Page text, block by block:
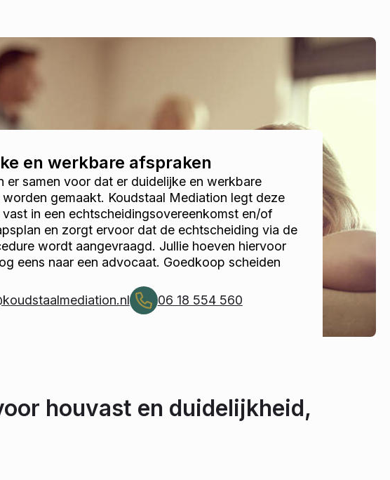
en werkbare afspraken
er samen voor dat er duidelijke en werkbare
gemaakt. Koudstaal Mediation legt deze
in een echtscheidingsovereenkomst en/of
en zorgt ervoor dat de echtscheiding via de
wordt aangevraagd. Jullie hoeven hiervoor
eens naar een advocaat. Goedkoop scheiden
06 18 554 560
houvast en duidelijkheid,